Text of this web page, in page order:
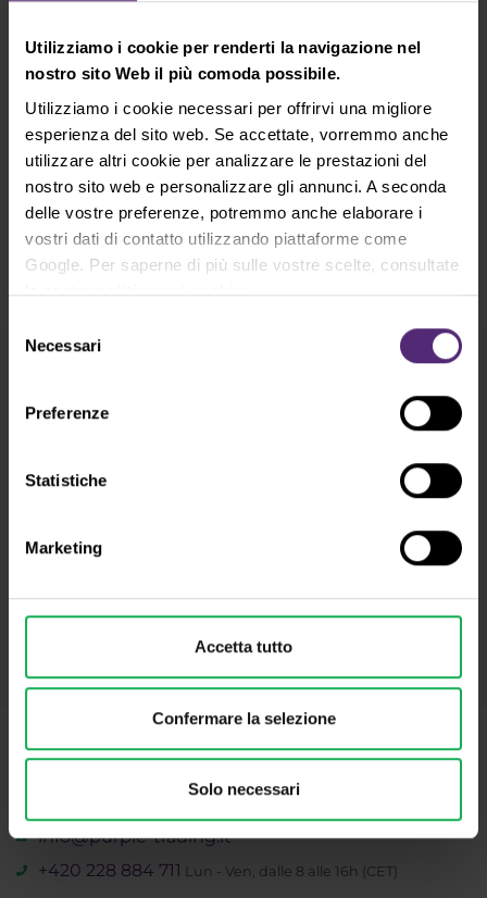
Utilizziamo i cookie per renderti la navigazione nel
nostro sito Web il più comoda possibile.
Utilizziamo i cookie necessari per offrirvi una migliore
esperienza del sito web. Se accettate, vorremmo anche
utilizzare altri cookie per analizzare le prestazioni del
nostro sito web e personalizzare gli annunci. A seconda
delle vostre preferenze, potremmo anche elaborare i
vostri dati di contatto utilizzando piattaforme come
Google. Per saperne di più sulle vostre scelte, consultate
la nostrapolitica sui cookie.
delNecessari
Preferenze
Statistiche
Marketing
Accetta tutto
Confermare la selezione
Solo necessari
gratuita per i clienti Purple Trading
Purple Trading, insieme ai trader professionisti Oscar
Agostini e Gabriele Napolitano, ha registrato una
masterclass di trading chiamata Purple Trading
Academy. In 12 registrazioni imparerai come piazzare
operazioni, leggere i grafici e diventare il trader che
hai sempre voluto essere. Tutti i 12 video +
l'indicatore OAB che ti aiuta nel trading è gratis,
tutto quello che devi fare è aprire un conto reale
con Purple Trading.
Cosa c'è di nuovo in Purple Trading, Market
Iscriviti
* Riconosco e accetto che i miei dati personali vengano trattati in
marketing e di promozione. Inoltre riconosco e accetto anche la
politica sulle registrazioniaudiovisivee leavvertenze e le divulgazioni
Hai delle domande?
Contatta il nostro supporto!
info@purple-trading.it
+420 228 884 711 Lun - Ven, dalle 8 alle 16h (CET)